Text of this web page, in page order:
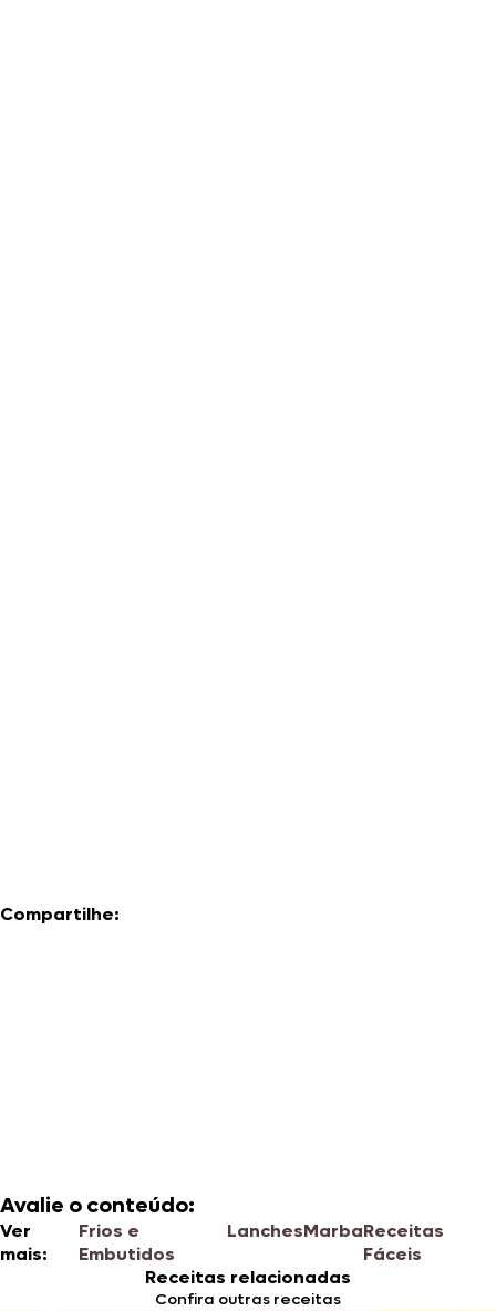
Compartilhe:
Avalie o conteúdo:
Ver
mais:
Frios e
Embutidos
LanchesMarbaReceitas
Fáceis
Receitas relacionadas
Confira outras receitas